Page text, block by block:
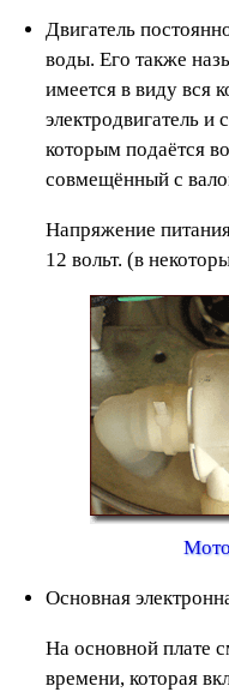
Двигатель
воды. Его также
имеется в виду вся
электродвигатель и
которым подаётся
совмещённый с
Напряжение
12 вольт. (в
Основная
На основной плате
времени, которая